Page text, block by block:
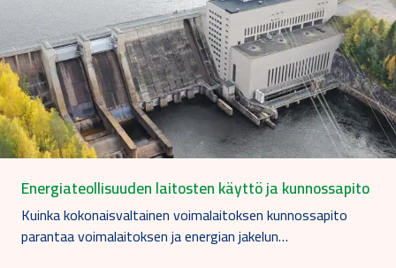
Energiateollisuuden laitosten käyttö ja kunnossapito
Kuinka kokonaisvaltainen voimalaitoksen kunnossapito
parantaa voimalaitoksen ja energian jakelun…